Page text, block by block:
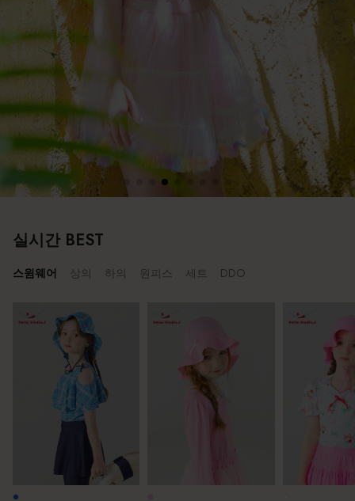
실시간 BEST
스윔웨어 상의 하의 원피스 세트 DDO